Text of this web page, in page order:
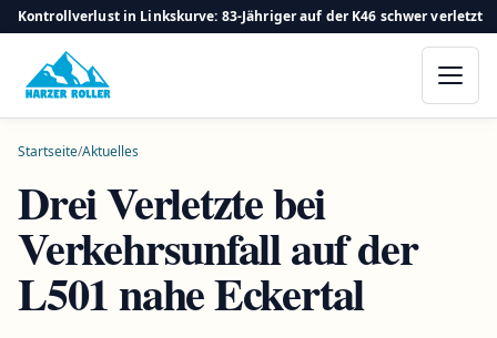
Kontrollverlust in Linkskurve: 83-Jähriger auf der K46 schwer verletzt
Startseite/Aktuelles
Drei Verletzte bei
Verkehrsunfall auf der
L501 nahe Eckertal